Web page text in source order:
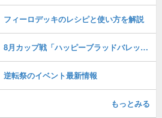
フィーロデッキのレシピと使い方を解説
8月カップ戦「ハッピーブラッドバレッド杯」のおすすめデッキと報酬
逆転祭のイベント最新情報
もっとみる